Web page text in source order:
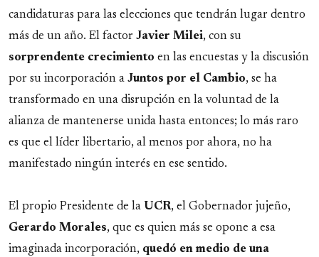
candidaturas para las elecciones que tendrán lugar dentro
más de un año. El factor Javier Milei, con su
sorprendente crecimiento en las encuestas y la discusión
por su incorporación a Juntos por el Cambio, se ha
transformado en una disrupción en la voluntad de la
alianza de mantenerse unida hasta entonces; lo más raro
es que el líder libertario, al menos por ahora, no ha
manifestado ningún interés en ese sentido.
El propio Presidente de la UCR, el Gobernador jujeño,
Gerardo Morales, que es quien más se opone a esa
imaginada incorporación, quedó en medio de una